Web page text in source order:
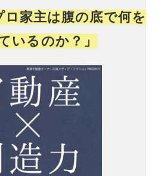
ロ家主は腹の底で何を
いるのか？」